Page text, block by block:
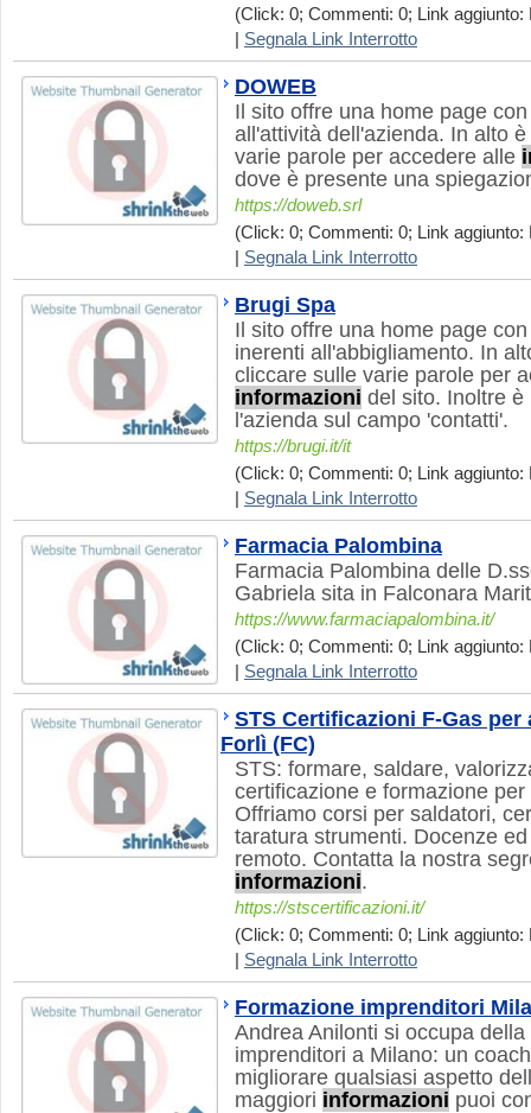
(Click: 0; Commenti: 0; Link aggiunto:
Segnala Link Interrotto
DOWEB
Il sito offre una home page
all'attività dell'azienda. In alto
varie parole per accedere alle
dove è presente una
https://doweb.srl
(Click: 0; Commenti: 0; Link aggiunto:
Segnala Link Interrotto
Brugi Spa
Il sito offre una home page
inerenti all'abbigliamento. In
cliccare sulle varie parole per
informazioni del sito. Inoltre
l'azienda sul campo 'contatti'.
https://brugi.it/it
(Click: 0; Commenti: 0; Link aggiunto:
Segnala Link Interrotto
Farmacia Palombina
Farmacia Palombina delle
Gabriela sita in Falconara
https://www.farmaciapalombina.it/
(Click: 0; Commenti: 0; Link aggiunto:
Segnala Link Interrotto
STS Certificazioni F-Gas
Forlì (FC)
STS: formare, saldare,
certificazione e formazione
Offriamo corsi per saldatori,
taratura strumenti. Docenze
remoto. Contatta la nostra
informazioni.
https://stscertificazioni.it/
(Click: 0; Commenti: 0; Link aggiunto:
Segnala Link Interrotto
Formazione imprenditori
Andrea Anilonti si occupa
imprenditori a Milano: un
migliorare qualsiasi aspetto
maggiori informazioni puoi